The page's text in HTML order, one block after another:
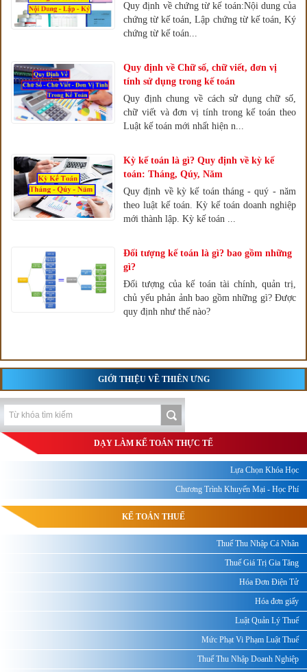
Quy định về chứng từ kế toán:Nội dung của
chứng từ kế toán, Lập chứng từ kế toán, Ký
chứng từ kế toán...
Quy định về Chữ số, chữ viết, đơn vị
tính sử dụng trong kế toán
Quy định chung về cách sử dụng chữ số,
chữ viết và đơn vị tính trong kế toán theo
Luật kế toán mới nhất hiện n...
Kỳ kế toán là gì? Quy định về kỳ kế
toán: Tháng, Qúy, Năm
Quy định về kỳ kế toán tháng - quý - năm
theo luật kế toán. Kỳ kế toán doanh nghiệp
mới thành lập. Kỳ kế toán ...
Đối tượng kế toán là gì? bao gồm những
gì?
Đối tượng của kế toán tài chính, quản trị,
chủ yếu phản ảnh bao gồm những gì? Được
quy định như thế nào?
GIỚI THIỆU VỀ THIÊN ƯNG
DẠY LÀM KẾ TOÁN THỰC TẾ
Lựa Chọn Khóa Học
Chương Trình Khuyến Mại - Học Phí
KẾ TOÁN THUẾ
Thuế Thu Nhập Cá Nhân
Thuế Giá Trị Gia Tăng
Hóa Đơn Điện Tử
Hóa đơn giấy
Luật Quản Lý Thuế
Mức Phạt Vi Phạm Luật Thuế
Thuế Thu Nhập Doanh Nghiệp